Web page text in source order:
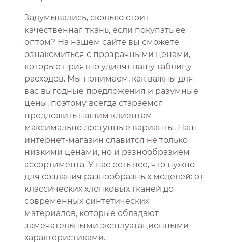
Задумывались, сколько стоит
качественная ткань, если покупать ее
оптом? На нашем сайте вы сможете
ознакомиться с прозрачными ценами,
которые приятно удивят вашу таблицу
расходов. Мы понимаем, как важны для
вас выгодные предложения и разумные
цены, поэтому всегда стараемся
предложить нашим клиентам
максимально доступные варианты. Наш
интернет-магазин славится не только
низкими ценами, но и разнообразием
ассортимента. У нас есть все, что нужно
для создания разнообразных моделей: от
классических хлопковых тканей до
современных синтетических
материалов, которые обладают
замечательными эксплуатационными
характеристиками.